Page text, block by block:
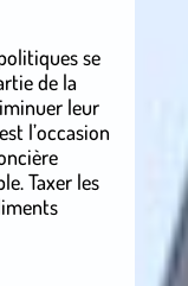
se
de la
leur
l’occasion
Taxer les